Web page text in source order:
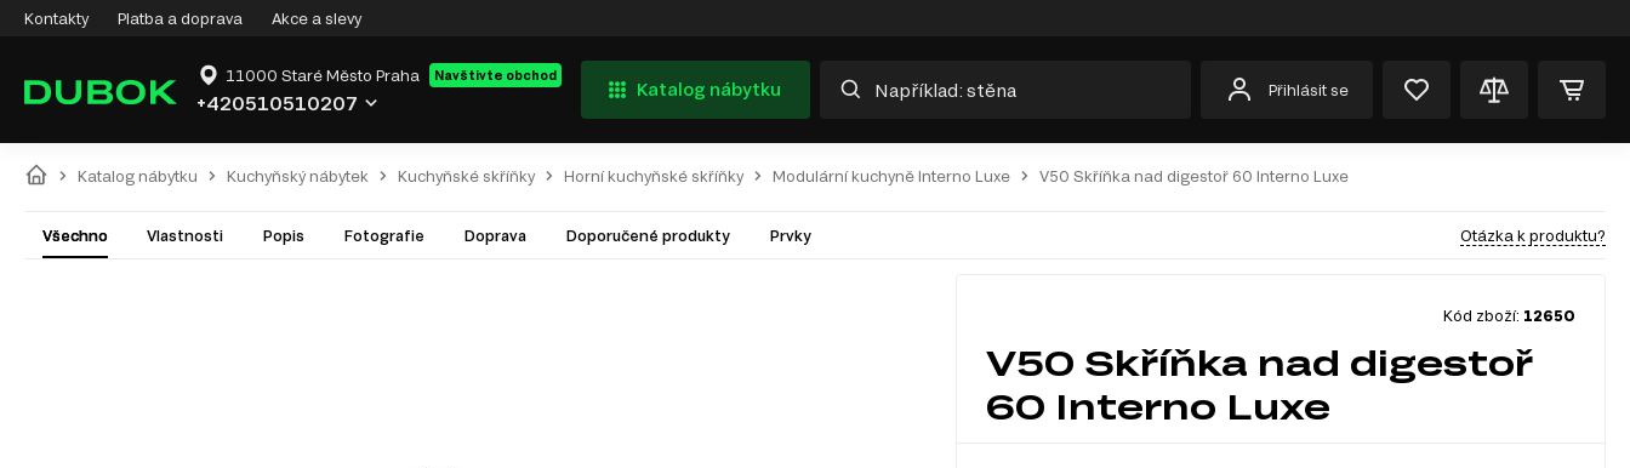
Kontakty Platba a doprava Akce a slevy
11000 Staré Město Praha Navštivte obchod
+420510510207
Katalog nábytku Přihlásit se
Katalog nábytku Kuchyňský nábytek Kuchyňské skříňky Horní kuchyňské skříňky Modulární kuchyně Interno Luxe V50 Skříňka nad digestoř 60 Interno Luxe
Všechno Vlastnosti Popis Fotografie Doprava Doporučené produkty Prvky Otázka k produktu?
Kód zboží: 12650
V50 Skříňka nad digestoř
60 Interno Luxe